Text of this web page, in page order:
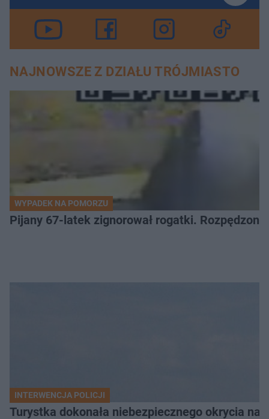
NAJNOWSZE Z DZIAŁU TRÓJMIASTO
WYPADEK NA POMORZU
Pijany 67-latek zignorował rogatki.
INTERWENCJA POLICJI
Turystka dokonała niebezpiecznego okrycia